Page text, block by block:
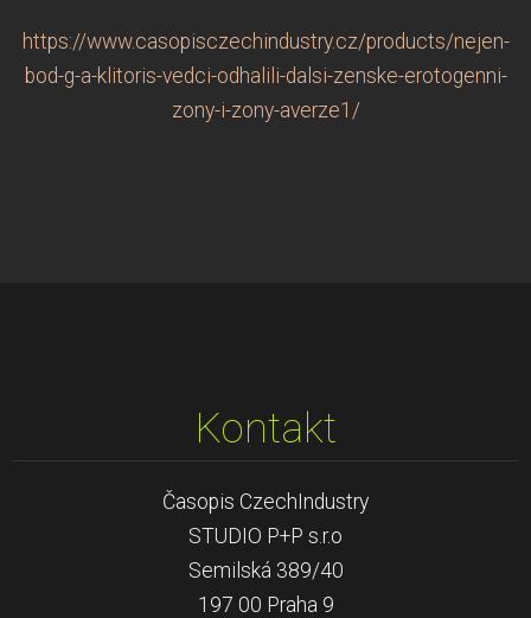
https://www.casopisczechindustry.cz/products/nejen-
bod-g-a-klitoris-vedci-odhalili-dalsi-zenske-erotogenni-
zony-i-zony-averze1/
Kontakt
Časopis CzechIndustry
STUDIO P+P s.r.o
Semilská 389/40
197 00 Praha 9